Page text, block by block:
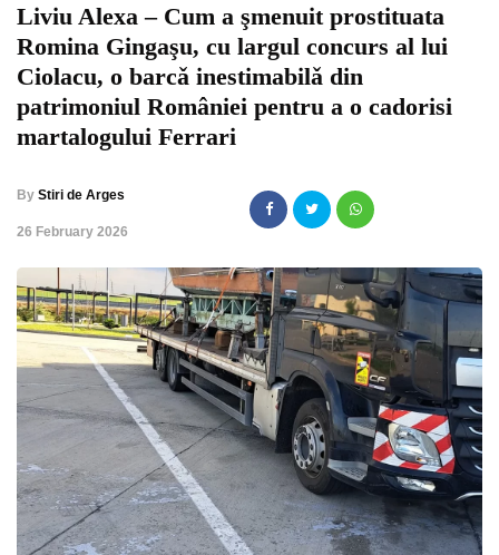
Liviu Alexa – Cum a şmenuit prostituata
Romina Gingaşu, cu largul concurs al lui
Ciolacu, o barcǎ inestimabilǎ din
patrimoniul României pentru a o cadorisi
martalogului Ferrari
By Stiri de Arges
,26 February 2026